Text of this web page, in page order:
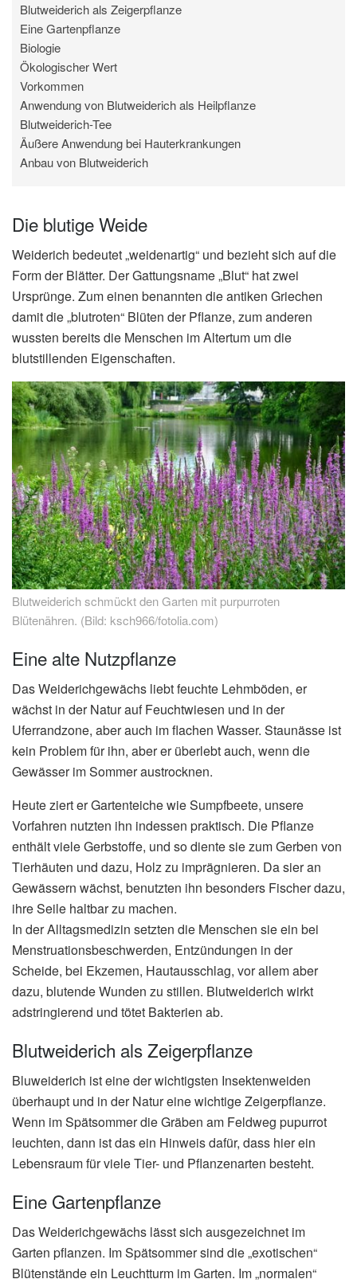
Blutweiderich als Zeigerpflanze
Eine Gartenpflanze
Biologie
Ökologischer Wert
Vorkommen
Anwendung von Blutweiderich als Heilpflanze
Blutweiderich-Tee
Äußere Anwendung bei Hauterkrankungen
Anbau von Blutweiderich
Die blutige Weide
Weiderich bedeutet „weidenartig“ und bezieht sich auf die
Form der Blätter. Der Gattungsname „Blut“ hat zwei
Ursprünge. Zum einen benannten die antiken Griechen
damit die „blutroten“ Blüten der Pflanze, zum anderen
wussten bereits die Menschen im Altertum um die
blutstillenden Eigenschaften.
Blutweiderich schmückt den Garten mit purpurroten
Blütenähren. (Bild: ksch966/fotolia.com)
Eine alte Nutzpflanze
Das Weiderichgewächs liebt feuchte Lehmböden, er
wächst in der Natur auf Feuchtwiesen und in der
Uferrandzone, aber auch im flachen Wasser. Staunässe ist
kein Problem für ihn, aber er überlebt auch, wenn die
Gewässer im Sommer austrocknen.
Heute ziert er Gartenteiche wie Sumpfbeete, unsere
Vorfahren nutzten ihn indessen praktisch. Die Pflanze
enthält viele Gerbstoffe, und so diente sie zum Gerben von
Tierhäuten und dazu, Holz zu imprägnieren. Da sier an
Gewässern wächst, benutzten ihn besonders Fischer dazu,
ihre Seile haltbar zu machen.
In der Alltagsmedizin setzten die Menschen sie ein bei
Menstruationsbeschwerden, Entzündungen in der
Scheide, bei Ekzemen, Hautausschlag, vor allem aber
dazu, blutende Wunden zu stillen. Blutweiderich wirkt
adstringierend und tötet Bakterien ab.
Blutweiderich als Zeigerpflanze
Bluweiderich ist eine der wichtigsten Insektenweiden
überhaupt und in der Natur eine wichtige Zeigerpflanze.
Wenn im Spätsommer die Gräben am Feldweg pupurrot
leuchten, dann ist das ein Hinweis dafür, dass hier ein
Lebensraum für viele Tier- und Pflanzenarten besteht.
Eine Gartenpflanze
Das Weiderichgewächs lässt sich ausgezeichnet im
Garten pflanzen. Im Spätsommer sind die „exotischen“
Blütenstände ein Leuchtturm im Garten. Im „normalen“